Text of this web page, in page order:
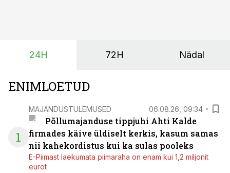
24H 72H Nädal
ENIMLOETUD
1
MAJANDUSTULEMUSED 06.08.26, 09:34
Põllumajanduse tippjuhi Ahti Kalde
firmades käive üldiselt kerkis, kasum samas
nii kahekordistus kui ka sulas pooleks
E-Piimast laekumata piimaraha on enam kui 1,2 miljonit
eurot